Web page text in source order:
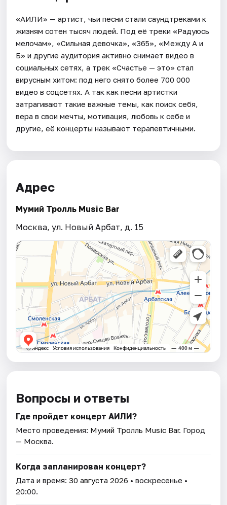
«АИЛИ» — артист, чьи песни стали саундтреками к
жизням сотен тысяч людей. Под её треки «Радуюсь
мелочам», «Сильная девочка», «365», «Между А и
Б» и другие аудитория активно снимает видео в
социальных сетях, а трек «Счастье — это» стал
вирусным хитом: под него снято более 700 000
видео в соцсетях. А так как песни артистки
затрагивают такие важные темы, как поиск себя,
вера в свои мечты, мотивация, любовь к себе и
другие, её концерты называют терапевтичными.
Адрес
Мумий Тролль Music Bar
Москва, ул. Новый Арбат, д. 15
Вопросы и ответы
Где пройдет концерт АИЛИ?
Место проведения: Мумий Тролль Music Bar. Город
— Москва.
Когда запланирован концерт?
Дата и время:30 августа 2026 • воскресенье •
20:00.